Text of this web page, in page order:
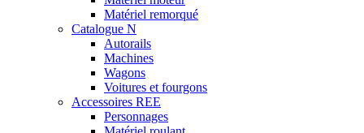
Matériel remorqué
Catalogue N
Autorails
Machines
Wagons
Voitures et fourgons
Accessoires REE
Personnages